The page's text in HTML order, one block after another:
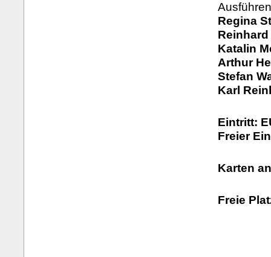
Regina
Katalin
Arthur
Stefan
Karl
Eintritt:
Freier
Karten
Freie